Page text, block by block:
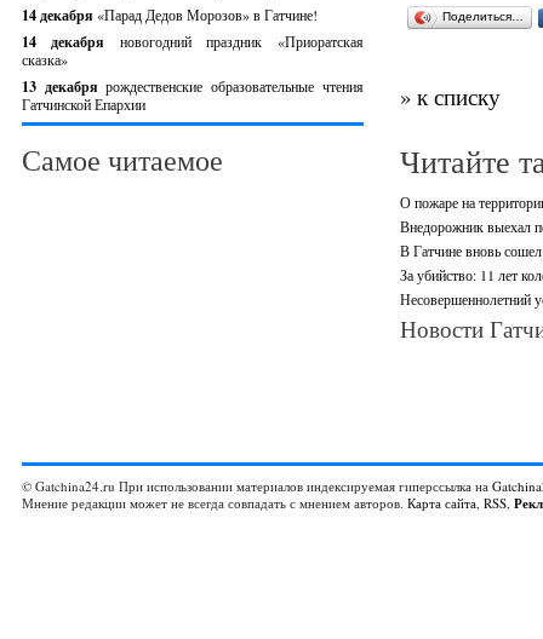
14 декабря «Парад Дедов Морозов» в Гатчине!
14 декабря новогодний праздник «Приоратская
сказка»
13 декабрярождественские образовательные чтения
Гатчинской Епархии
Самое читаемое
Поделиться…
» к списку
Читайте
О пожаре на
Внедорожник выехал
В Гатчине вновь сошел
За убийство: 11 лет
Несовершеннолетний
Новости
© Gatchina24.ru При использовании материалов индексируемая гиперссылка на
Мнение редакции может не всегда совпадать с мнением авторов. Карта сайта, RSS,